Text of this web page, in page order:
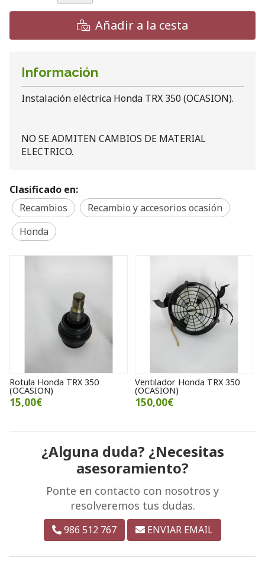
Añadir a la cesta
Información
Instalación eléctrica Honda TRX 350 (OCASION).
NO SE ADMITEN CAMBIOS DE MATERIAL
ELECTRICO.
Clasificado en:
Recambios
Recambio y accesorios ocasión
Honda
Rotula Honda TRX 350
(OCASION)
15,00€
Ventilador Honda TRX 350
(OCASION)
150,00€
¿Alguna duda? ¿Necesitas
asesoramiento?
Ponte en contacto con nosotros y
resolveremos tus dudas.
986 512 767 ENVIAR EMAIL